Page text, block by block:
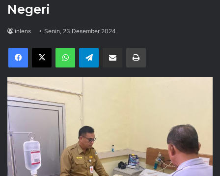
Negeri
inlens Senin, 23 Desember 2024
Facebook
X WhatsAppTelegram Share via Email Print